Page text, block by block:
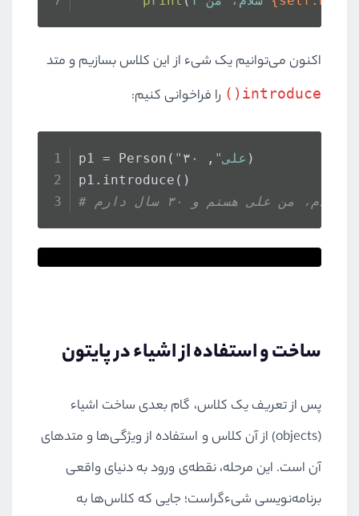
اکنون می‌توانیم یک شیء از این کلاس بسازیم و متد
introduce() را فراخوانی کنیم:
p1 = Person( "علی" , ۳۰)
p1.introduce()
ساخت و استفاده از اشیاء در پایتون
پس از تعریف یک کلاس، گام بعدی ساخت اشیاء
(objects) از آن کلاس و استفاده از ویژگی‌ها و متدهای
آن است. این مرحله، نقطه‌ی ورود به دنیای واقعی
برنامه‌نویسی شیءگراست؛ جایی که کلاس‌ها به